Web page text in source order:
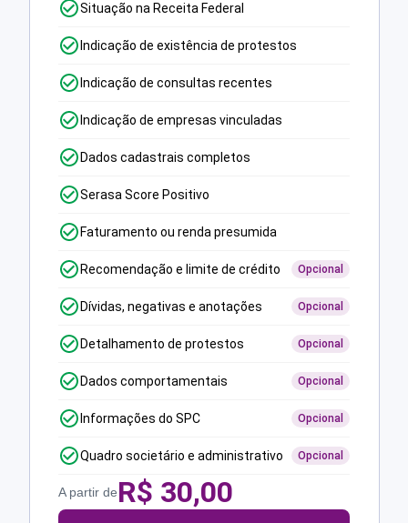
Situação na Receita Federal
Indicação de existência de protestos
Indicação de consultas recentes
Indicação de empresas vinculadas
Dados cadastrais completos
Serasa Score Positivo
Faturamento ou renda presumida
Recomendação e limite de crédito Opcional
Dívidas, negativas e anotações Opcional
Detalhamento de protestos Opcional
Dados comportamentais Opcional
Informações do SPC Opcional
Quadro societário e administrativo Opcional
A partir deR$ 30,00